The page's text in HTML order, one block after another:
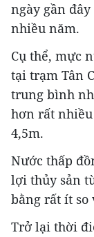
ngày gần
nhiều năm.
Cụ thể, mực
tại trạm Tân
trung bình
hơn rất
4,5m.
Nước thấp
lợi thủy sản
bằng rất ít
Trở lại thời